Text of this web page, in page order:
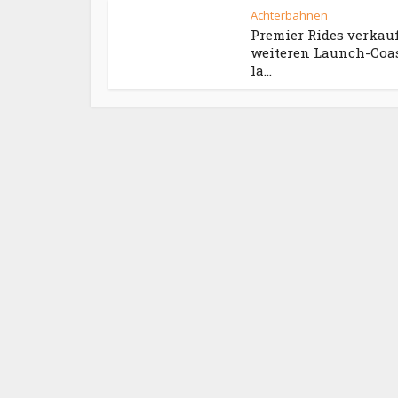
Achterbahnen
Premier Rides
weiteren Launch-
la...